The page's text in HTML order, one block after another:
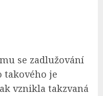
se zadlužování
takového je
vznikla takzvaná